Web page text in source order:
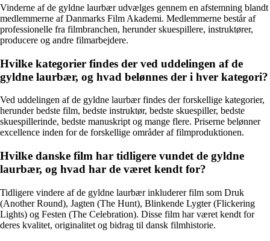
Vinderne af de gyldne laurbær udvælges gennem en afstemning blandt
medlemmerne af Danmarks Film Akademi. Medlemmerne består af
professionelle fra filmbranchen, herunder skuespillere, instruktører,
producere og andre filmarbejdere.
Hvilke kategorier findes der ved uddelingen af de
gyldne laurbær, og hvad belønnes der i hver kategori?
Ved uddelingen af de gyldne laurbær findes der forskellige kategorier,
herunder bedste film, bedste instruktør, bedste skuespiller, bedste
skuespillerinde, bedste manuskript og mange flere. Priserne belønner
excellence inden for de forskellige områder af filmproduktionen.
Hvilke danske film har tidligere vundet de gyldne
laurbær, og hvad har de været kendt for?
Tidligere vindere af de gyldne laurbær inkluderer film som Druk
(Another Round), Jagten (The Hunt), Blinkende Lygter (Flickering
Lights) og Festen (The Celebration). Disse film har været kendt for
deres kvalitet, originalitet og bidrag til dansk filmhistorie.